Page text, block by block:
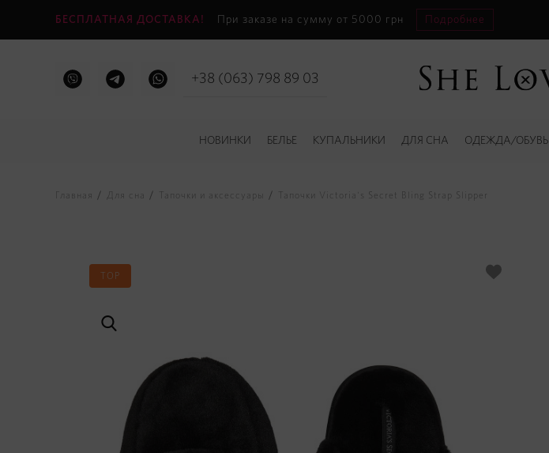
+38 (063) 798 89 03
БЕСПЛАТНАЯ ДОСТАВКА! При заказе на сумму от 5000 грн Подробнее
НОВИНКИ БЕЛЬЕ КУПАЛЬНИКИ ДЛЯ СНА ОДЕЖДА/ОБУВЬ
Главная Для сна Тапочки и аксессуары Тапочки Victoria's Secret Bling Strap Slipper
TOP